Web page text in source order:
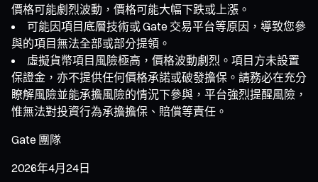
價格可能劇烈波動，價格可能大幅下跌或上漲。
可能因項目底層技術或 Gate 交易平台等原因，導致您參
與的項目無法全部或部分提領。
虛擬貨幣項目風險極高，價格波動劇烈。項目方未設置
保證金，亦不提供任何價格承諾或破發擔保。請務必在充分
瞭解風險並能承擔風險的情況下參與，平台強烈提醒風險，
惟無法對投資行為承擔擔保、賠償等責任。
Gate 團隊
2026年4月24日